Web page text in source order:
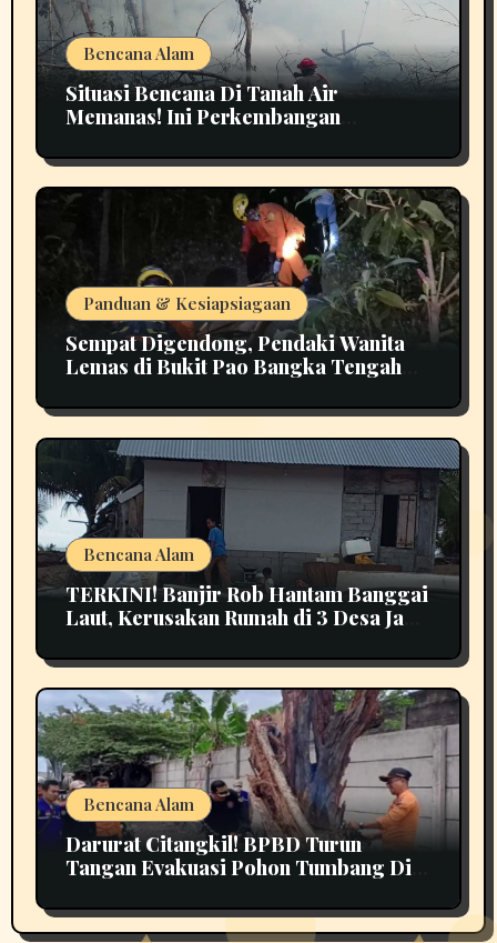
Bencana Alam
Situasi Bencana Di Tanah Air
Memanas! Ini Perkembangan
Panduan & Kesiapsiagaan
Sempat Digendong, Pendaki Wanita
Lemas di Bukit Pao Bangka Tengah
Bencana Alam
TERKINI! Banjir Rob Hantam Banggai
Laut, Kerusakan Rumah di 3 Desa Jadi
Bencana Alam
Darurat Citangkil! BPBD Turun
Tangan Evakuasi Pohon Tumbang Di